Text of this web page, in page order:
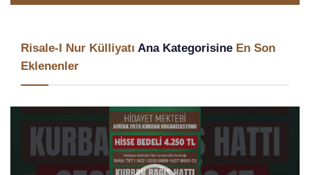
Risale-I Nur Külliyatı Ana Kategorisine En Son
Eklenenler